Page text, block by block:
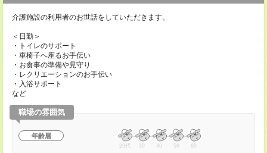
介護施設の利用者のお世話をしていただきます。
＜日勤＞
・トイレのサポート
・車椅子へ座るお手伝い
・お食事の準備や見守り
・レクリエーションのお手伝い
・入浴サポート
など
職場の雰囲気
年齢層
20代 30 40 50 60